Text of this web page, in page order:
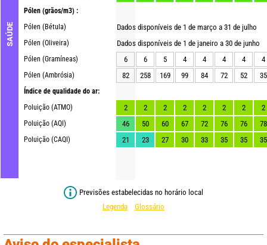
SAÚDE
Pólen (grãos/m3) :
Pólen (Bétula)
Pólen (Oliveira)
Pólen (Gramíneas)
Pólen (Ambrósia)
Índice de qualidade do ar:
Poluição (ATMO)
Poluição (AQI)
Poluição (CAQI)
Dados disponíveis de 1 de março a 31 de julho
Dados disponíveis de 1 de janeiro a 30 de junho
6
6 5 4 4 4 4
4
82
258 169 99 84 72 52 35
2 2 2 2 2 2 2
2
46
50 60 67 72 76 76
78
21
23 27 30 33 35 35 35
Previsões estabelecidas no horário local
Legenda
Glossário